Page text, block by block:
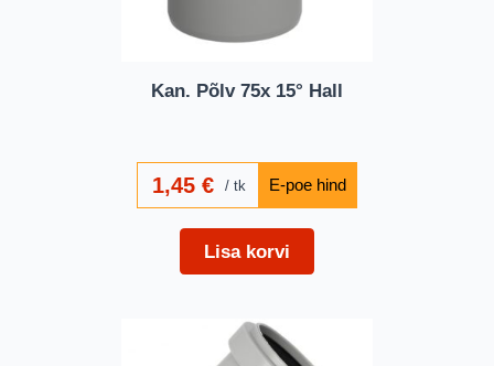
Kan. Põlv 75x 15° Hall
1,45€ tk
Lisa korvi